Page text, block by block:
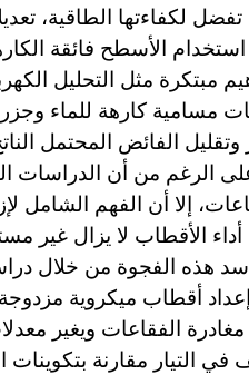
تفضل لكفاءتها الطاقية،
الأسطح فائقة
مبتكرة مثل التحليل
مسامية كارهة للماء
وتقليل الفائض المحتمل
الرغم من أن الدراسات
إلا أن الفهم الشامل
الأقطاب لا يزال
هذه الفجوة من خلال
أقطاب ميكروية
التيار مقارنة بتكوينات